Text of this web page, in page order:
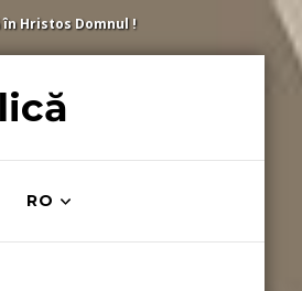
Hristos Domnul !
RO